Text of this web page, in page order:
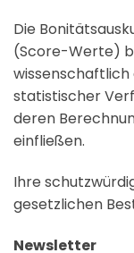
Die
(Score-Werte)
statistischer
deren
einfließen.
Ihre
gesetzlichen
Newsletter